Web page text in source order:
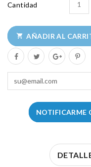
Cantidad
 AÑADIR AL
NOTIFICARME